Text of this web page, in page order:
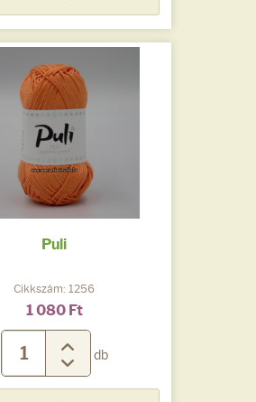
Puli
Cikkszám: 1256
1 080 Ft
db